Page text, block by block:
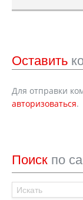
Оставить
Для отправки
авторизоваться.
Поиск по